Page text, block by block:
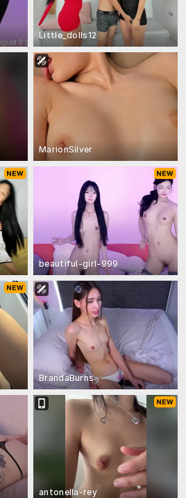
Little_dolls12
MarionSilver
beautiful-girl-999
BrandaBurns
antonella-rey